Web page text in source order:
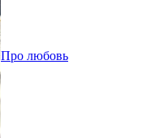
Про любовь